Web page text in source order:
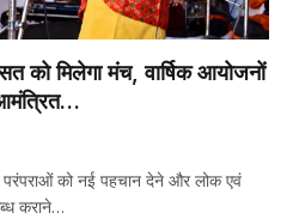
को मिलेगा मंच, वार्षिक आयोजनों
परंपराओं को नई पहचान देने और लोक एवं
कराने…